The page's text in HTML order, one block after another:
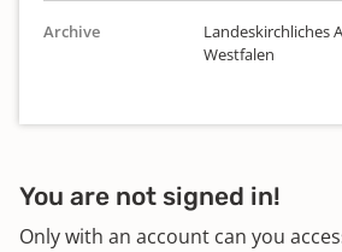
Archive
Landeskirchliches
Westfalen
You are not signed in!
Only with an account can you